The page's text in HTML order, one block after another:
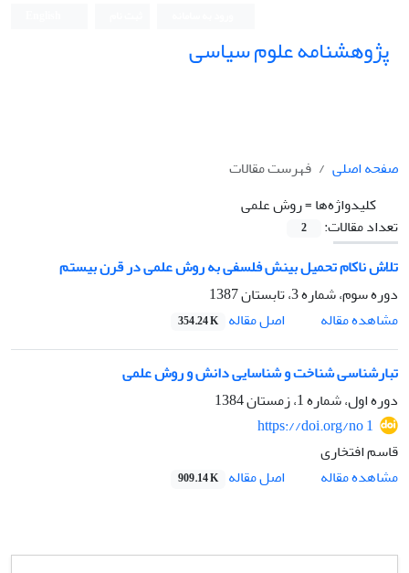
پژوهشنامه علوم سیاسی
صفحه اصلی
فهرست مقالات
کلیدواژه‌ها =روش علمی
تعداد مقالات:
2
تلاش ناکام تحمیل بینش فلسفی به روش علمی در قرن بیستم
دوره سوم، شماره 3، تابستان 1387
مشاهده مقاله
اصل مقاله 354.24 K
تبار‌شناسی شناخت و شناسایی دانش و روش علمی
دوره اول، شماره 1، زمستان 1384
https://doi.org/no 1
قاسم افتخاری
مشاهده مقاله
اصل مقاله 909.14 K